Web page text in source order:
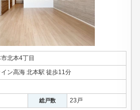
北本4丁目
ン高海 北本駅 徒歩11分
総戸数 23戸